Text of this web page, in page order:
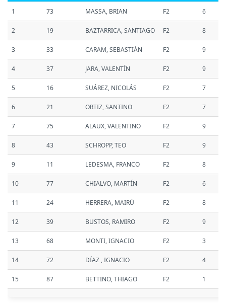
1 73 MASSA, BRIAN F2 6
2 19 BAZTARRICA, SANTIAGO F2 8
3 33 CARAM, SEBASTIÁN F2 9
4 37 JARA, VALENTÍN F2 9
5 16 SUÁREZ, NICOLÁS F2 7
6 21 ORTIZ, SANTINO F2 7
7 75 ALAUX, VALENTINO F2 9
8 43 SCHROPP, TEO F2 9
9 11 LEDESMA, FRANCO F2 8
10 77 CHIALVO, MARTÍN F2 6
11 24 HERRERA, MAIRÚ F2 8
12 39 BUSTOS, RAMIRO F2 9
13 68 MONTI, IGNACIO F2 3
14 72 DÍAZ , IGNACIO F2 4
15 87 BETTINO, THIAGO F2 1